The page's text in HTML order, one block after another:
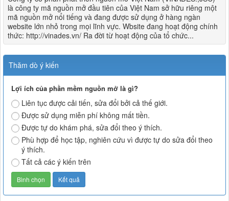
là công ty mã nguồn mở đầu tiên của Việt Nam sở hữu riêng một
mã nguồn mở nổi tiếng và đang được sử dụng ở hàng ngàn
website lớn nhỏ trong mọi lĩnh vực. Wbsite đang hoạt động chính
thức: http://vinades.vn/ Ra đời từ hoạt động của tổ chức...
Thăm dò ý kiến
Lợi ích của phần mềm nguồn mở là gì?
Liên tục được cải tiến, sửa đổi bởi cả thế giới.
Được sử dụng miễn phí không mất tiền.
Được tự do khám phá, sửa đổi theo ý thích.
Phù hợp để học tập, nghiên cứu vì được tự do sửa đổi theo
ý thích.
Tất cả các ý kiến trên